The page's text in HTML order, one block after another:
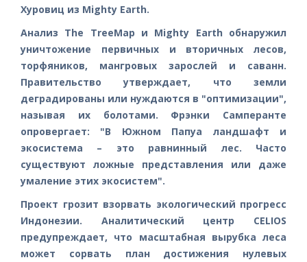
Хуровиц из Mighty Earth.
Анализ The TreeMap и Mighty Earth обнаружил
уничтожение первичных и вторичных лесов,
торфяников, мангровых зарослей и саванн.
Правительство утверждает, что земли
деградированы или нуждаются в "оптимизации",
называя их болотами. Фрэнки Самперанте
опровергает: "В Южном Папуа ландшафт и
экосистема – это равнинный лес. Часто
существуют ложные представления или даже
умаление этих экосистем".
Проект грозит взорвать экологический прогресс
Индонезии. Аналитический центр CELIOS
предупреждает, что масштабная вырубка леса
может сорвать план достижения нулевых